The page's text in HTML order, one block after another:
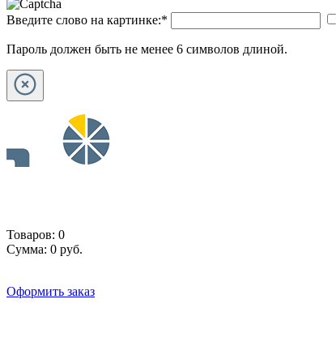
Введите слово на картинке:*
Пароль должен быть не менее 6 символов длиной.
Товаров: 0
Сумма: 0 руб.
Оформить заказ